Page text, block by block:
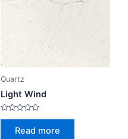
Quartz
Light Wind
Rated
Read more